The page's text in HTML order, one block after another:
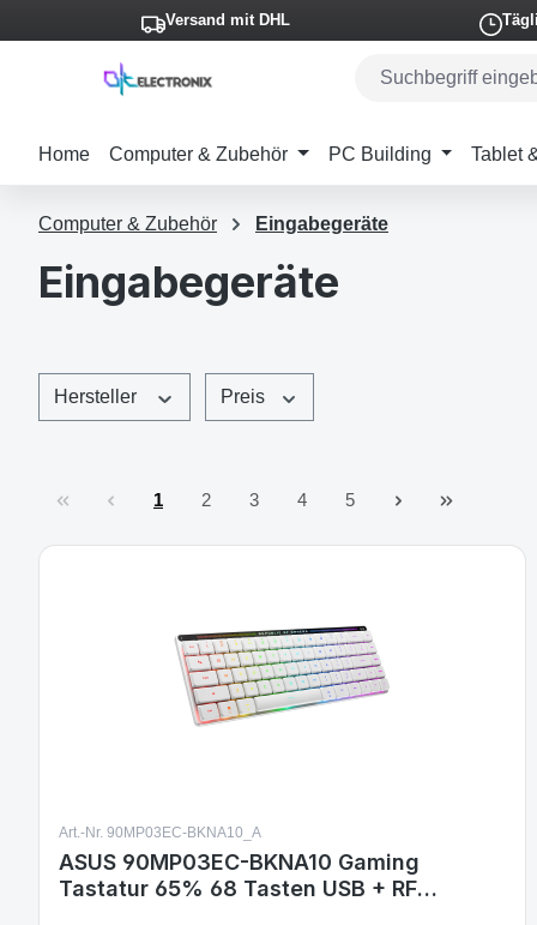
Hauptinhalt springen
Zur Suche springen
Zur Hauptnavigation springen
Versand mit DHL
Home Computer & Zubehör PC Building Tablet
Computer & Zubehör Eingabegeräte
Eingabegeräte
Hersteller Preis
Seite
1
Seite
2
Seite
3
Seite
4
Seite
5
Art.-Nr. 90MP03EC-BKNA10_A
ASUS 90MP03EC-BKNA10 Gaming
Tastatur 65% 68 Tasten USB + RF